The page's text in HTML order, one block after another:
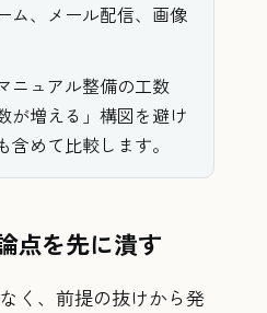
ム、メール配信、画像
ニュアル整備の工数
が増える」構図を避け
めて比較します。
点を先に潰す
く、前提の抜けから発